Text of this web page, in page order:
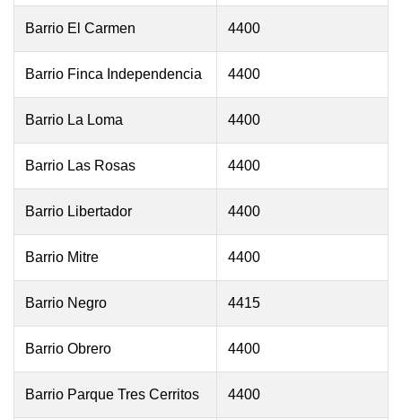
Barrio El Carmen 4400
Barrio Finca Independencia 4400
Barrio La Loma 4400
Barrio Las Rosas 4400
Barrio Libertador 4400
Barrio Mitre 4400
Barrio Negro 4415
Barrio Obrero 4400
Barrio Parque Tres Cerritos 4400